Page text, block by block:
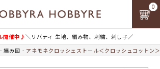
開催中♪＼リバティ 生地、編み物、刺繍、刺し子／
0
編み図 アネモネクロッシェストール＜クロッシュコットン